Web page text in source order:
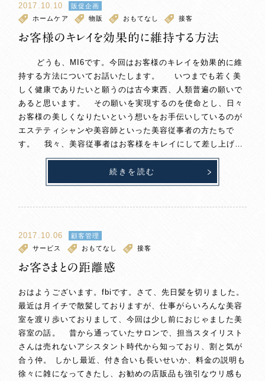
2017.10.10
販促企画
ホームケア
物販 おもてなし 接客
お客様のキレイを効果的に維持する方法
どうも、MI6です。今回はお客様のキレイを効果的に維
持する方法についてお話いたします。 いつまでも若く美
しく健康でありたいと願うのは古今東西、人類普遍の願いで
あると思います。 その願いを実現するのを使命とし、日々
お客様の美しくなりたいという想いをお手伝いしているのが
エステティシャンや美容師といった美容従事者の方たちで
す。 我々、美容従事者はお客様をキレイにして差し上げ…
続きを読む
2017.10.06
顧客管理
サービス
おもてなし 接客
お客さまとの距離感
おはようございます。fbiです。さて、先日髪を切りました。
最近は月イチで散髪しておりますが、仕事がらいろんな美容
室を渡り歩いておりまして、今回は少し前におじゃました美
容室の話。 昔から通っていたサロンで、担当スタイリスト
さんは売れないアシスタント時代から知っており、割と気が
合う仲。 しかし最近、付き合いも長いせいか、料金の説明も
徐々に雑になってきたし、お勧めの店販品も強引なウリ感も